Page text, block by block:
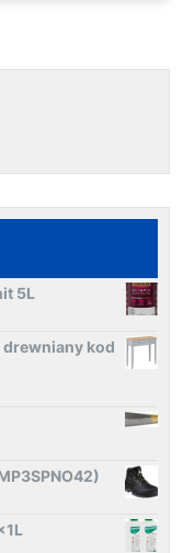
5L
kod